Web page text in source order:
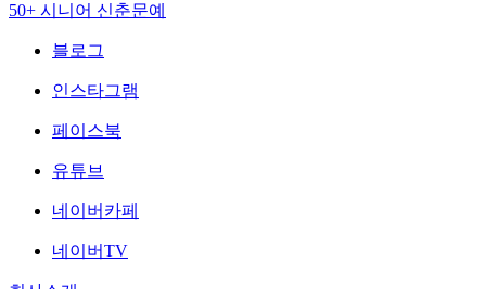
50+ 시니어 신춘문예
블로그
인스타그램
페이스북
유튜브
네이버카페
네이버TV